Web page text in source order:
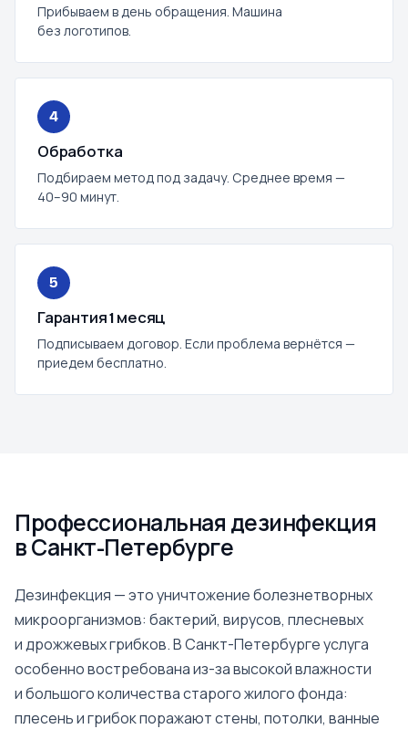
Прибываем в день обращения. Машина
без логотипов.
4
Обработка
Подбираем метод под задачу. Среднее время —
40–90 минут.
5
Гарантия 1 месяц
Подписываем договор. Если проблема вернётся —
приедем бесплатно.
Профессиональная дезинфекция
в Санкт-Петербурге
Дезинфекция — это уничтожение болезнетворных
микроорганизмов: бактерий, вирусов, плесневых
и дрожжевых грибков. В Санкт-Петербурге услуга
особенно востребована из-за высокой влажности
и большого количества старого жилого фонда:
плесень и грибок поражают стены, потолки, ванные